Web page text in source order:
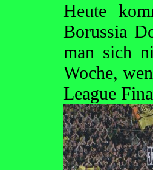
Heute
Borussia
man sich
Woche,
League